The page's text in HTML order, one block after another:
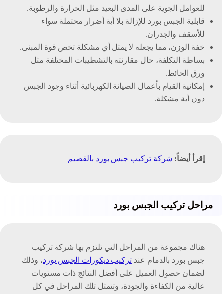
للعوامل الجوية على المدى البعيد مثل الحرارة والرطوبة.
قابلية الجبس بورد للإزالة بلا أية أضرار محتملة سواء
للأسقف والجدران.
خفة الوزن، مما يجعله لا يمثل أي مشكلة تخص قوة المبنى.
بساطة التكلفة، حال مقارنته بالتشطيبات المختلفة مثل
ورق الحائط.
إمكانية القيام بأعمال الصيانة الكهربائية أثناء وجود الجبس
دون أية مشكلة.
إقرأ أيضاً: شركة تركيب جبس بورد بالقصيم
مراحل تركيب الجبس بورد
هناك مجموعة من المراحل التي تلتزم بها شركة تركيب
جبس بورد بالدمام عند تركيب ديكورات الجبس بورد، وذلك
لضمان حصول العميل على أفضل النتائج ذات مستويات
عالية من الكفاءة والجودة، وتتمثل تلك المراحل في كل